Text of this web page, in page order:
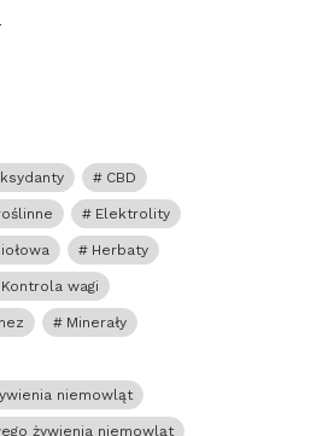
CBD
Elektrolity
Herbaty
Kontrola wagi
Minerały
niemowląt
żywienia niemowląt